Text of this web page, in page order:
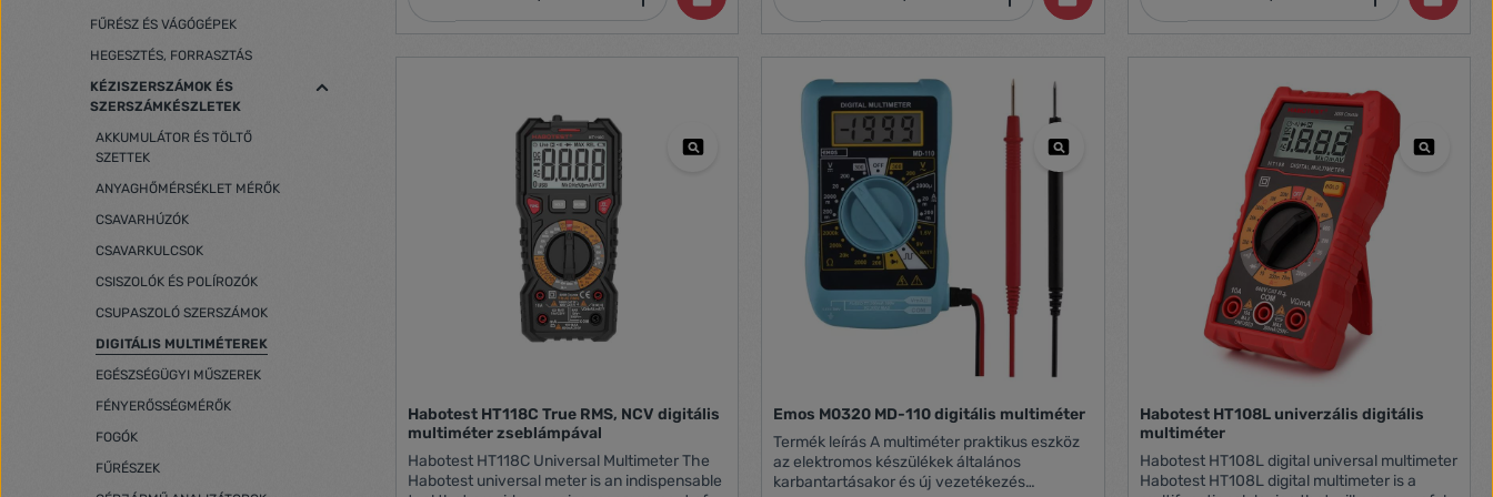
FŰRÉSZ ÉS VÁGÓGÉPEK
HEGESZTÉS, FORRASZTÁS
KÉZISZERSZÁMOK ÉS
SZERSZÁMKÉSZLETEK
AKKUMULÁTOR ÉS TÖLTŐ
SZETTEK
ANYAGHŐMÉRSÉKLET MÉRŐK
CSAVARHÚZÓK
CSAVARKULCSOK
CSISZOLÓK ÉS POLÍROZÓK
CSUPASZOLÓ SZERSZÁMOK
DIGITÁLIS MULTIMÉTEREK
EGÉSZSÉGÜGYI MŰSZEREK
FÉNYERŐSSÉGMÉRŐK
FOGÓK
FŰRÉSZEK
MOhm ±(1,0%+5) Kapacitás mérési
tartomány: 10nF / 100nF / 1µF / 10µF /
tartománya: 1%-99% ±(3,0%+3) Hőmérséklet
mérési tartomány: -40°C-1000°C ±(1,0%+2)
Tartomány kiválasztása: Automatikus
Folytonossági vizsgálat: hang- és fényjelzés
Dióda tesztelés: Igen Adattárolás: Igen NCV:
hang- és fényjelzés Háttérvilágítás: Igen
Zseblámpa funkció: Igen Alacsony
akkumulátor jelzés: Igen Automatikus
kikapcsolás: Igen Valódi RMS érték: Igen LPF:
Igen Tápellátás: 2x AAA 1,5V elem Tömeg:
260 g Méret: 193 x 73 x 34 mm Lakatfogó
mérete: 26x44 mm Biztonság: EN61010-1
(tartozék), méretek: 54 × 112 × 12 mm,
értékesítési csomagolás: 1 db, bliszter,
Habotest HT118C True RMS, NCV digitális
multiméter zseblámpával
Habotest HT118C Universal Multimeter The
Habotest universal meter is an indispensable
Emos M0320 MD-110 digitális multiméter
Termék leírás A multiméter praktikus eszköz
az elektromos készülékek általános
karbantartásakor és új vezetékezés
Habotest HT108L univerzális digitális
multiméter
Habotest HT108L digital universal multimeter
Habotest HT108L digital multimeter is a